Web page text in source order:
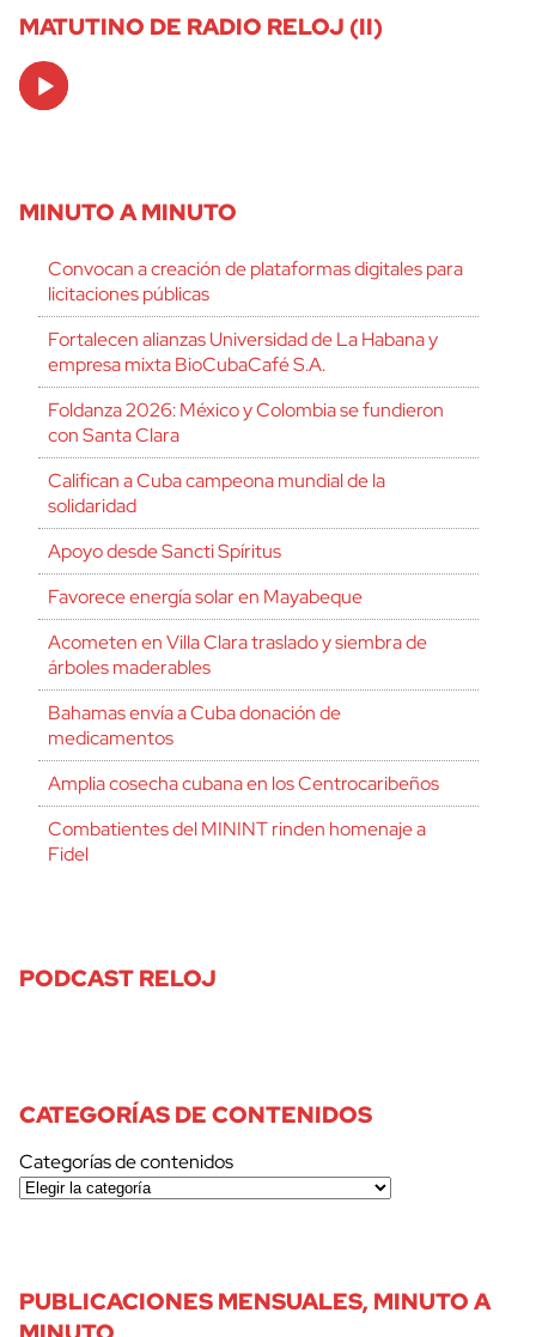
MATUTINO DE RADIO RELOJ (II)
Audio
Player
MINUTO A MINUTO
Convocan a creación de plataformas digitales para
licitaciones públicas
Fortalecen alianzas Universidad de La Habana y
empresa mixta BioCubaCafé S.A.
Foldanza 2026: México y Colombia se fundieron
con Santa Clara
Califican a Cuba campeona mundial de la
solidaridad
Apoyo desde Sancti Spíritus
Favorece energía solar en Mayabeque
Acometen en Villa Clara traslado y siembra de
árboles maderables
Bahamas envía a Cuba donación de
medicamentos
Amplia cosecha cubana en los Centrocaribeños
Combatientes del MININT rinden homenaje a
Fidel
PODCAST RELOJ
CATEGORÍAS DE CONTENIDOS
Categorías de contenidos
PUBLICACIONES MENSUALES, MINUTO A